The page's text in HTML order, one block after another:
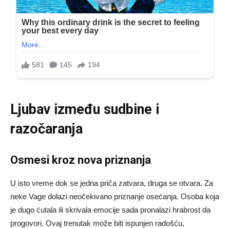
Ljubav između sudbine i
razočaranja
Osmesi kroz nova priznanja
U isto vreme dok se jedna priča zatvara, druga se otvara. Za
neke Vage dolazi neočekivano priznanje osećanja. Osoba koja
je dugo ćutala ili skrivala emocije sada pronalazi hrabrost da
progovori. Ovaj trenutak može biti ispunjen radošću,